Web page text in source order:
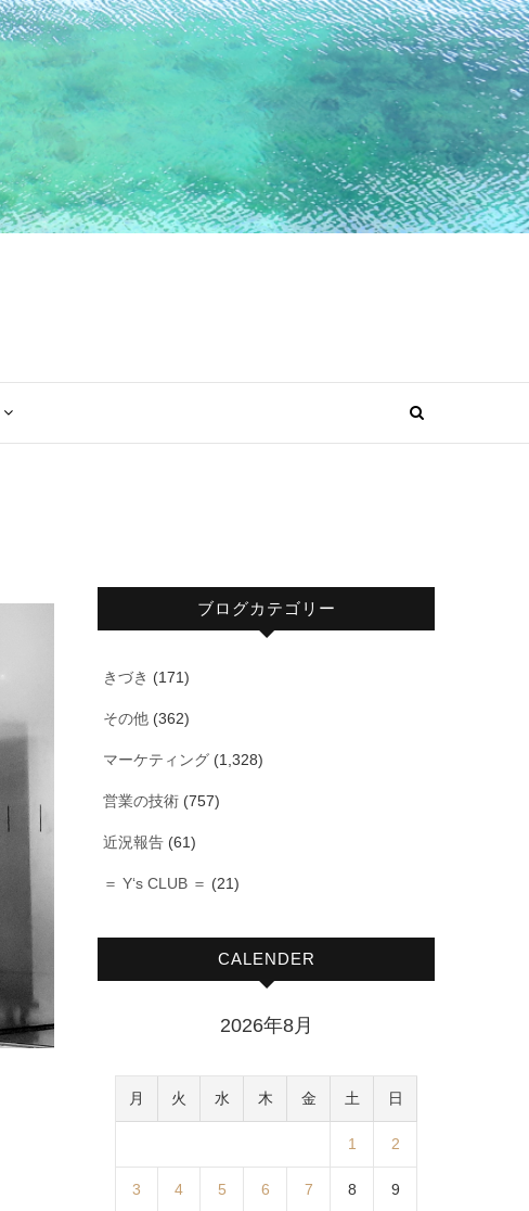
ブログカテゴリー
きづき (171)
その他 (362)
マーケティング (1,328)
営業の技術 (757)
近況報告 (61)
＝ Y‘s CLUB ＝ (21)
CALENDER
2026年8月
月 火 水 木 金 土 日
1 2
3 4 5 6 7 8 9